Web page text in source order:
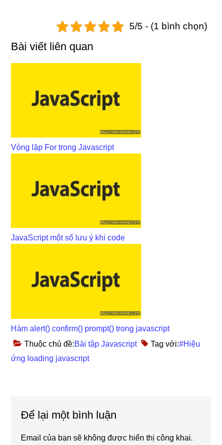
5/5 - (1 bình chọn)
Bài viết liên quan
Vòng lặp For trong Javascript
JavaScript một số lưu ý khi code
Hàm alert() confirm() prompt() trong javascript
Thuộc chủ đề:Bài tập Javascript Tag với:#Hiệu
ứng loading javascript
Interactions
Để lại một bình luận
Email của bạn sẽ không được hiển thị công khai.